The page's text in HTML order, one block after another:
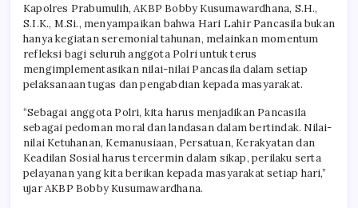
Kapolres Prabumulih, AKBP Bobby Kusumawardhana, S.H.,
S.I.K., M.Si., menyampaikan bahwa Hari Lahir Pancasila bukan
hanya kegiatan seremonial tahunan, melainkan momentum
refleksi bagi seluruh anggota Polri untuk terus
mengimplementasikan nilai-nilai Pancasila dalam setiap
pelaksanaan tugas dan pengabdian kepada masyarakat.
“Sebagai anggota Polri, kita harus menjadikan Pancasila
sebagai pedoman moral dan landasan dalam bertindak. Nilai-
nilai Ketuhanan, Kemanusiaan, Persatuan, Kerakyatan dan
Keadilan Sosial harus tercermin dalam sikap, perilaku serta
pelayanan yang kita berikan kepada masyarakat setiap hari,”
ujar AKBP Bobby Kusumawardhana.